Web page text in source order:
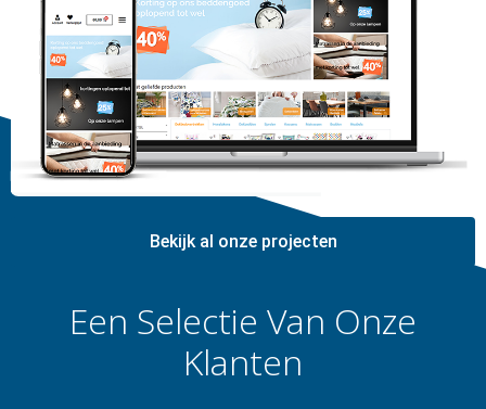
Bekijk al onze projecten
Een Selectie Van Onze
Klanten